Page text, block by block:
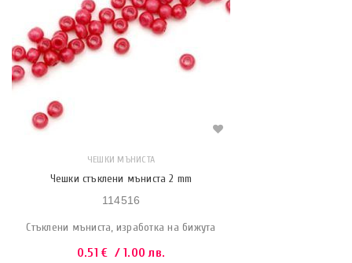
ЧЕШКИ МЪНИСТА
Чешки стъклени мъниста 2 mm
114516
Стъклени мъниста, изработка на бижута
0.51€ / 1.00 лв.